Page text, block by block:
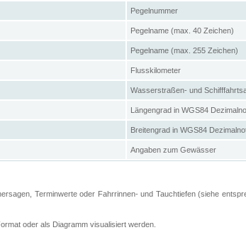
Pegelnummer
Pegelname (max. 40 Zeichen)
Pegelname (max. 255 Zeichen)
Flusskilometer
Wasserstraßen- und
Längengrad in WGS84
Breitengrad in WGS84
Angaben zum Gewässer
Terminwerte oder Fahrrinnen- und Tauchtiefen (siehe
oder als Diagramm visualisiert werden.